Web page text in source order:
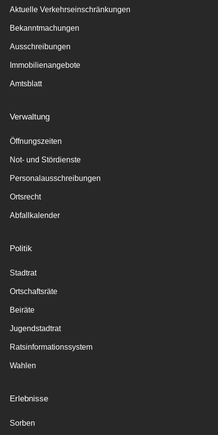
Aktuelle Verkehrseinschränkungen
Bekanntmachungen
Ausschreibungen
Immobilienangebote
Amtsblatt
Verwaltung
Öffnungszeiten
Not- und Stördienste
Personalausschreibungen
Ortsrecht
Abfallkalender
Politik
Stadtrat
Ortschaftsräte
Beiräte
Jugendstadtrat
Ratsinformationssystem
Wahlen
Erlebnisse
Sorben